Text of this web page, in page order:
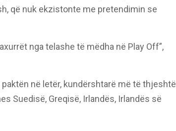
që nuk ekzistonte me pretendimin se
nga telashe të mëdha në Play Off”,
në letër, kundërshtarë më të thjeshtë
Suedisë, Greqisë, Irlandës, Irlandës së